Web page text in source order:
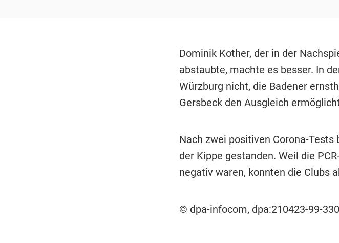
Dominik Kother, der in der
abstaubte, machte es besser. In
Würzburg nicht, die Badener
Gersbeck den Ausgleich
Nach zwei positiven Corona-
der Kippe gestanden. Weil die
negativ waren, konnten die Clubs
© dpa-infocom, dpa:210423-99-